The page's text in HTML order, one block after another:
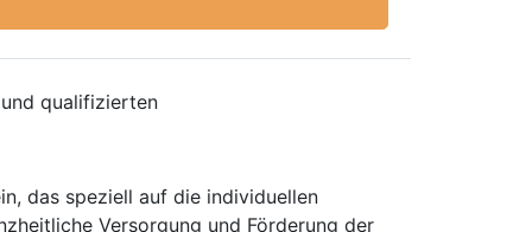
qualifizierten
das speziell auf die individuellen
Versorgung und Förderung der